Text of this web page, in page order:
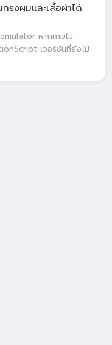
รงผมและเสื้อผ้าได้
emulator หากเกมไม่
เวอร์ชันที่ยังไม่